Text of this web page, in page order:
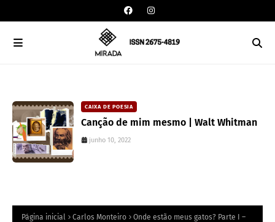
CAIXA DE POESIA
Canção de mim mesmo | Walt Whitman
junho 10, 2022
Página inicial Carlos Monteiro
Onde estão meus gatos? Parte I –